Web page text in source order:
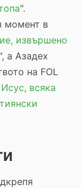
".
момент в
извършено
а Азадех
на FOL
всяка